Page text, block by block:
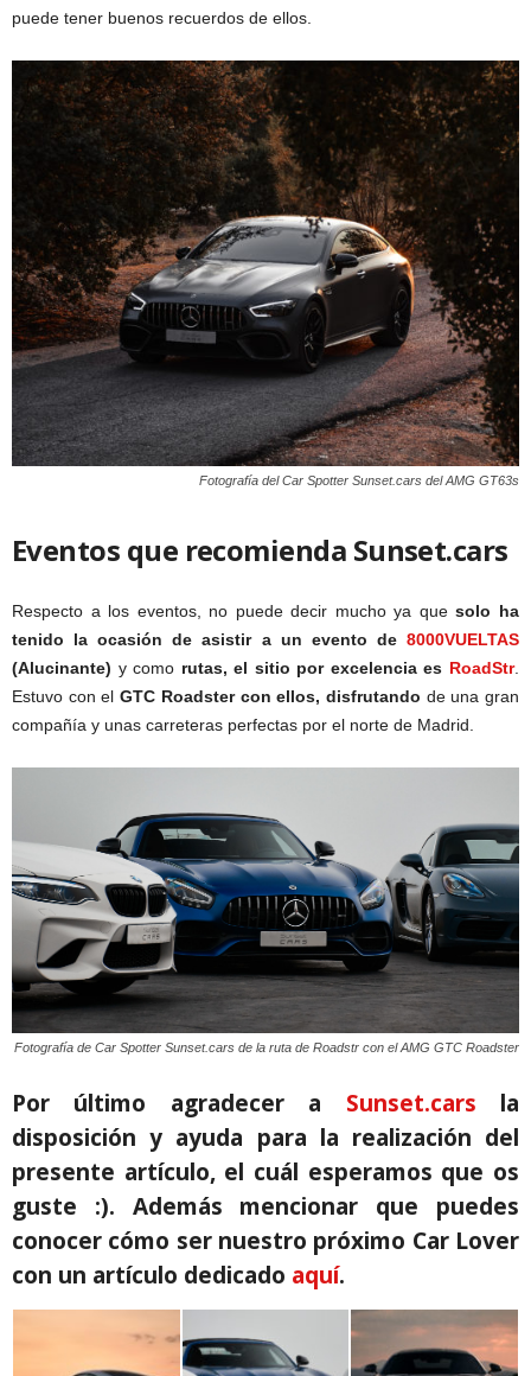
puede tener buenos recuerdos de ellos.
Fotografía del Car Spotter Sunset.cars del AMG GT63s
Eventos que recomienda Sunset.cars
Respecto a los eventos, no puede decir mucho ya quesolo ha
tenido la ocasión de asistir a un evento de 8000VUELTAS
(Alucinante) y como rutas, el sitio por excelencia es RoadStr.
Estuvo con elGTC Roadster con ellos, disfrutando de una gran
compañía y unas carreteras perfectas por el norte de Madrid.
Fotografía de Car Spotter Sunset.cars de la ruta de Roadstr con el AMG GTC Roadster
Por último agradecer a Sunset.cars
la
disposición y ayuda para la realización del
presente artículo, el cuál esperamos que os
guste :). Además mencionar que puedes
conocer cómo ser nuestro próximo Car Lover
con un artículo dedicado aquí.